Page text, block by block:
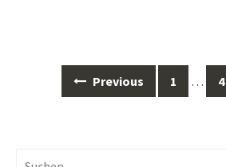
navigation
Previous 1 … 4